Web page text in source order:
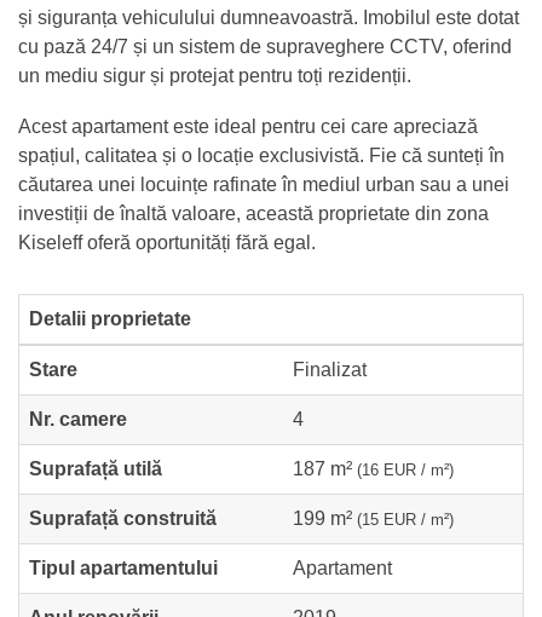
și siguranța vehiculului dumneavoastră. Imobilul este dotat
cu pază 24/7 și un sistem de supraveghere CCTV, oferind
un mediu sigur și protejat pentru toți rezidenții.
Acest apartament este ideal pentru cei care apreciază
spațiul, calitatea și o locație exclusivistă. Fie că sunteți în
căutarea unei locuințe rafinate în mediul urban sau a unei
investiții de înaltă valoare, această proprietate din zona
Kiseleff oferă oportunități fără egal.
Detalii proprietate
Stare Finalizat
Nr. camere 4
Suprafață utilă 187 m² (16 EUR / m²)
Suprafață construită 199 m² (15 EUR / m²)
Tipul apartamentului Apartament